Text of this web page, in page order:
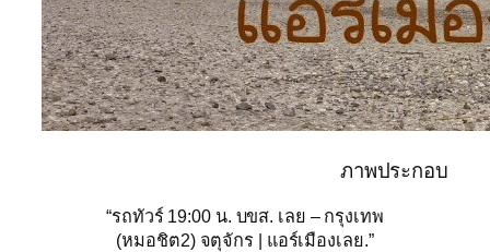
ภาพประกอบ
“รถทัวร์ 19:00 น. บขส. เลย – กรุงเทพ
(หมอชิต2) จตุจักร | แอร์เมืองเลย.”